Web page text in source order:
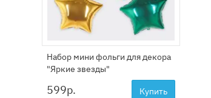
Набор мини фольги для декора
"Яркие звезды"
599р. Купить